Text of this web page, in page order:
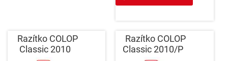
Razítko COLOP
Classic 2010
Razítko COLOP
Classic 2010/P